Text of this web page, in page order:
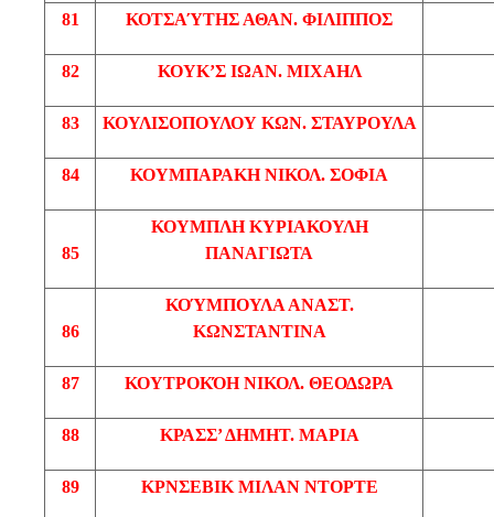
81 ΚΟΤΣΑΎΤΗΣ ΑΘΑΝ. ΦΙΛΙΠΠΟΣ
82 ΚΟΥΚ’Σ ΙΩΑΝ. ΜΙΧΑΗΛ
83 ΚΟΥΛΙΣΟΠΟΥΛΟΥ ΚΩΝ. ΣΤΑΥΡΟΥΛΑ
84 ΚΟΥΜΠΑΡΑΚΗ ΝΙΚΟΛ. ΣΟΦΙΑ
85
ΚΟΥΜΠΛΗ ΚΥΡΙΑΚΟΥΛΗ
ΠΑΝΑΓΙΩΤΑ
86
ΚΟΎΜΠΟΥΛΑ ΑΝΑΣΤ.
ΚΩΝΣΤΑΝΤΙΝΑ
87 ΚΟΥΤΡΟΚΌΗ ΝΙΚΟΛ. ΘΕΟΔΩΡΑ
88 ΚΡΑΣΣ’ ΔΗΜΗΤ. ΜΑΡΙΑ
89 ΚΡΝΣΕΒΙΚΜΙΛΑΝ ΝΤΟΡΤΕ